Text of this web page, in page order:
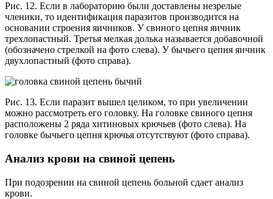
Рис. 12. Если в лабораторию были доставлены незрелые
членики, то идентификация паразитов производится на
основании строения яичников. У свиного цепня яичник
трехлопастный. Третья мелкая долька называется добавочной
(обозначено стрелкой на фото слева). У бычьего цепня яичник
двухлопастный (фото справа).
Рис. 13. Если паразит вышел целиком, то при увеличении
можно рассмотреть его головку. На головке свиного цепня
расположены 2 ряда хитиновых крючьев (фото слева). На
головке бычьего цепня крючья отсутствуют (фото справа).
Анализ крови на свиной цепень
При подозрении на свиной цепень больной сдает анализ
крови.